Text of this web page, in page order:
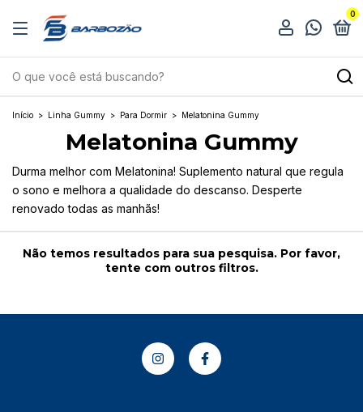
0
Início > Linha Gummy > Para Dormir > Melatonina Gummy
Melatonina Gummy
Durma melhor com Melatonina! Suplemento natural que regula
o sono e melhora a qualidade do descanso. Desperte
renovado todas as manhãs!
Não temos resultados para sua pesquisa. Por favor,
tente com outros filtros.